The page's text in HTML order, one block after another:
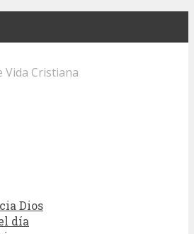
Vida Cristiana
Dios
día